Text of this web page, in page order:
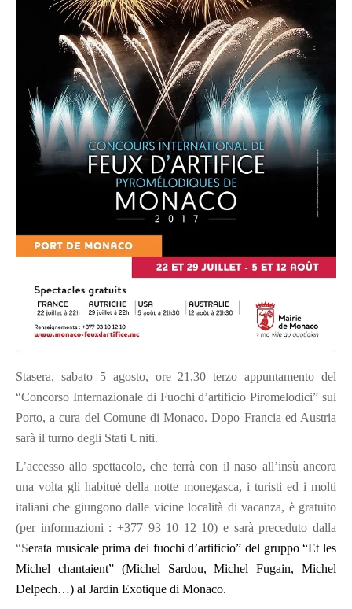
Stasera, sabato 5 agosto, ore 21,30 terzo appuntamento del
“Concorso Internazionale di Fuochi d’artificio Piromelodici” sul
Porto, a cura del Comune di Monaco. Dopo Francia ed Austria
sarà il turno degli Stati Uniti.
L’accesso allo spettacolo, che terrà con il naso all’insù ancora
una volta gli habitué della notte monegasca, i turisti ed i molti
italiani che giungono dalle vicine località di vacanza, è gratuito
(per informazioni : +377 93 10 12 10) e sarà preceduto dalla
“Serata musicale prima dei fuochi d’artificio” del gruppo “Et les
Michel chantaient” (Michel Sardou, Michel Fugain, Michel
Delpech…) al Jardin Exotique di Monaco.